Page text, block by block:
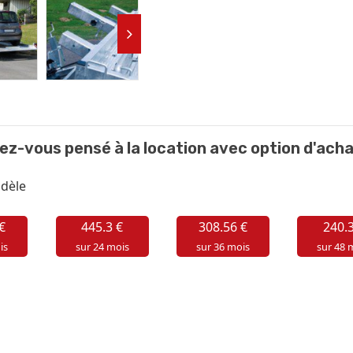
vous pensé à la location avec option